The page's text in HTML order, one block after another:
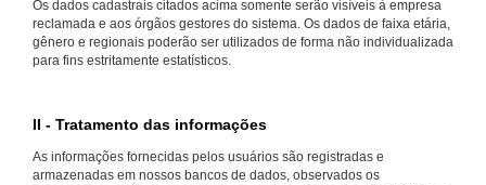
Os dados cadastrais citados acima somente serão visíveis à empresa
reclamada e aos órgãos gestores do sistema. Os dados de faixa etária,
gênero e regionais poderão ser utilizados de forma não individualizada
para fins estritamente estatísticos.
II - Tratamento das informações
As informações fornecidas pelos usuários são registradas e
armazenadas em nossos bancos de dados, observados os